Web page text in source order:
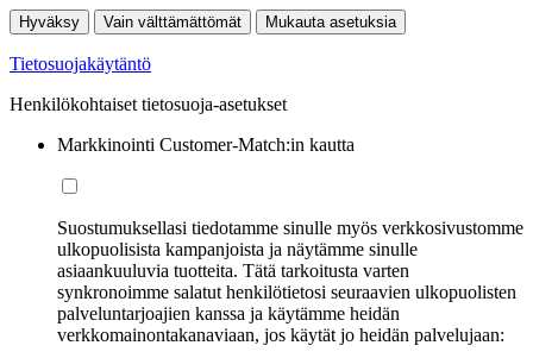
Hyväksy Vain välttämättömät Mukauta asetuksia
Tietosuojakäytäntö
Henkilökohtaiset tietosuoja-asetukset
Markkinointi Customer-Match:in kautta
Suostumuksellasi tiedotamme sinulle myös verkkosivustomme
ulkopuolisista kampanjoista ja näytämme sinulle
asiaankuuluvia tuotteita. Tätä tarkoitusta varten
synkronoimme salatut henkilötietosi seuraavien ulkopuolisten
palveluntarjoajien kanssa ja käytämme heidän
verkkomainontakanaviaan, jos käytät jo heidän palvelujaan: